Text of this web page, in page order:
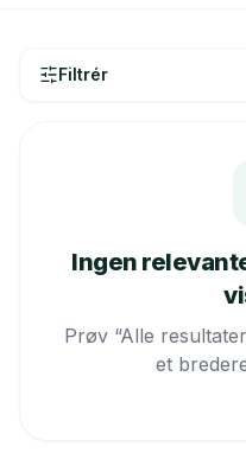
Filtrér
Ingen
Prøv “Alle
et